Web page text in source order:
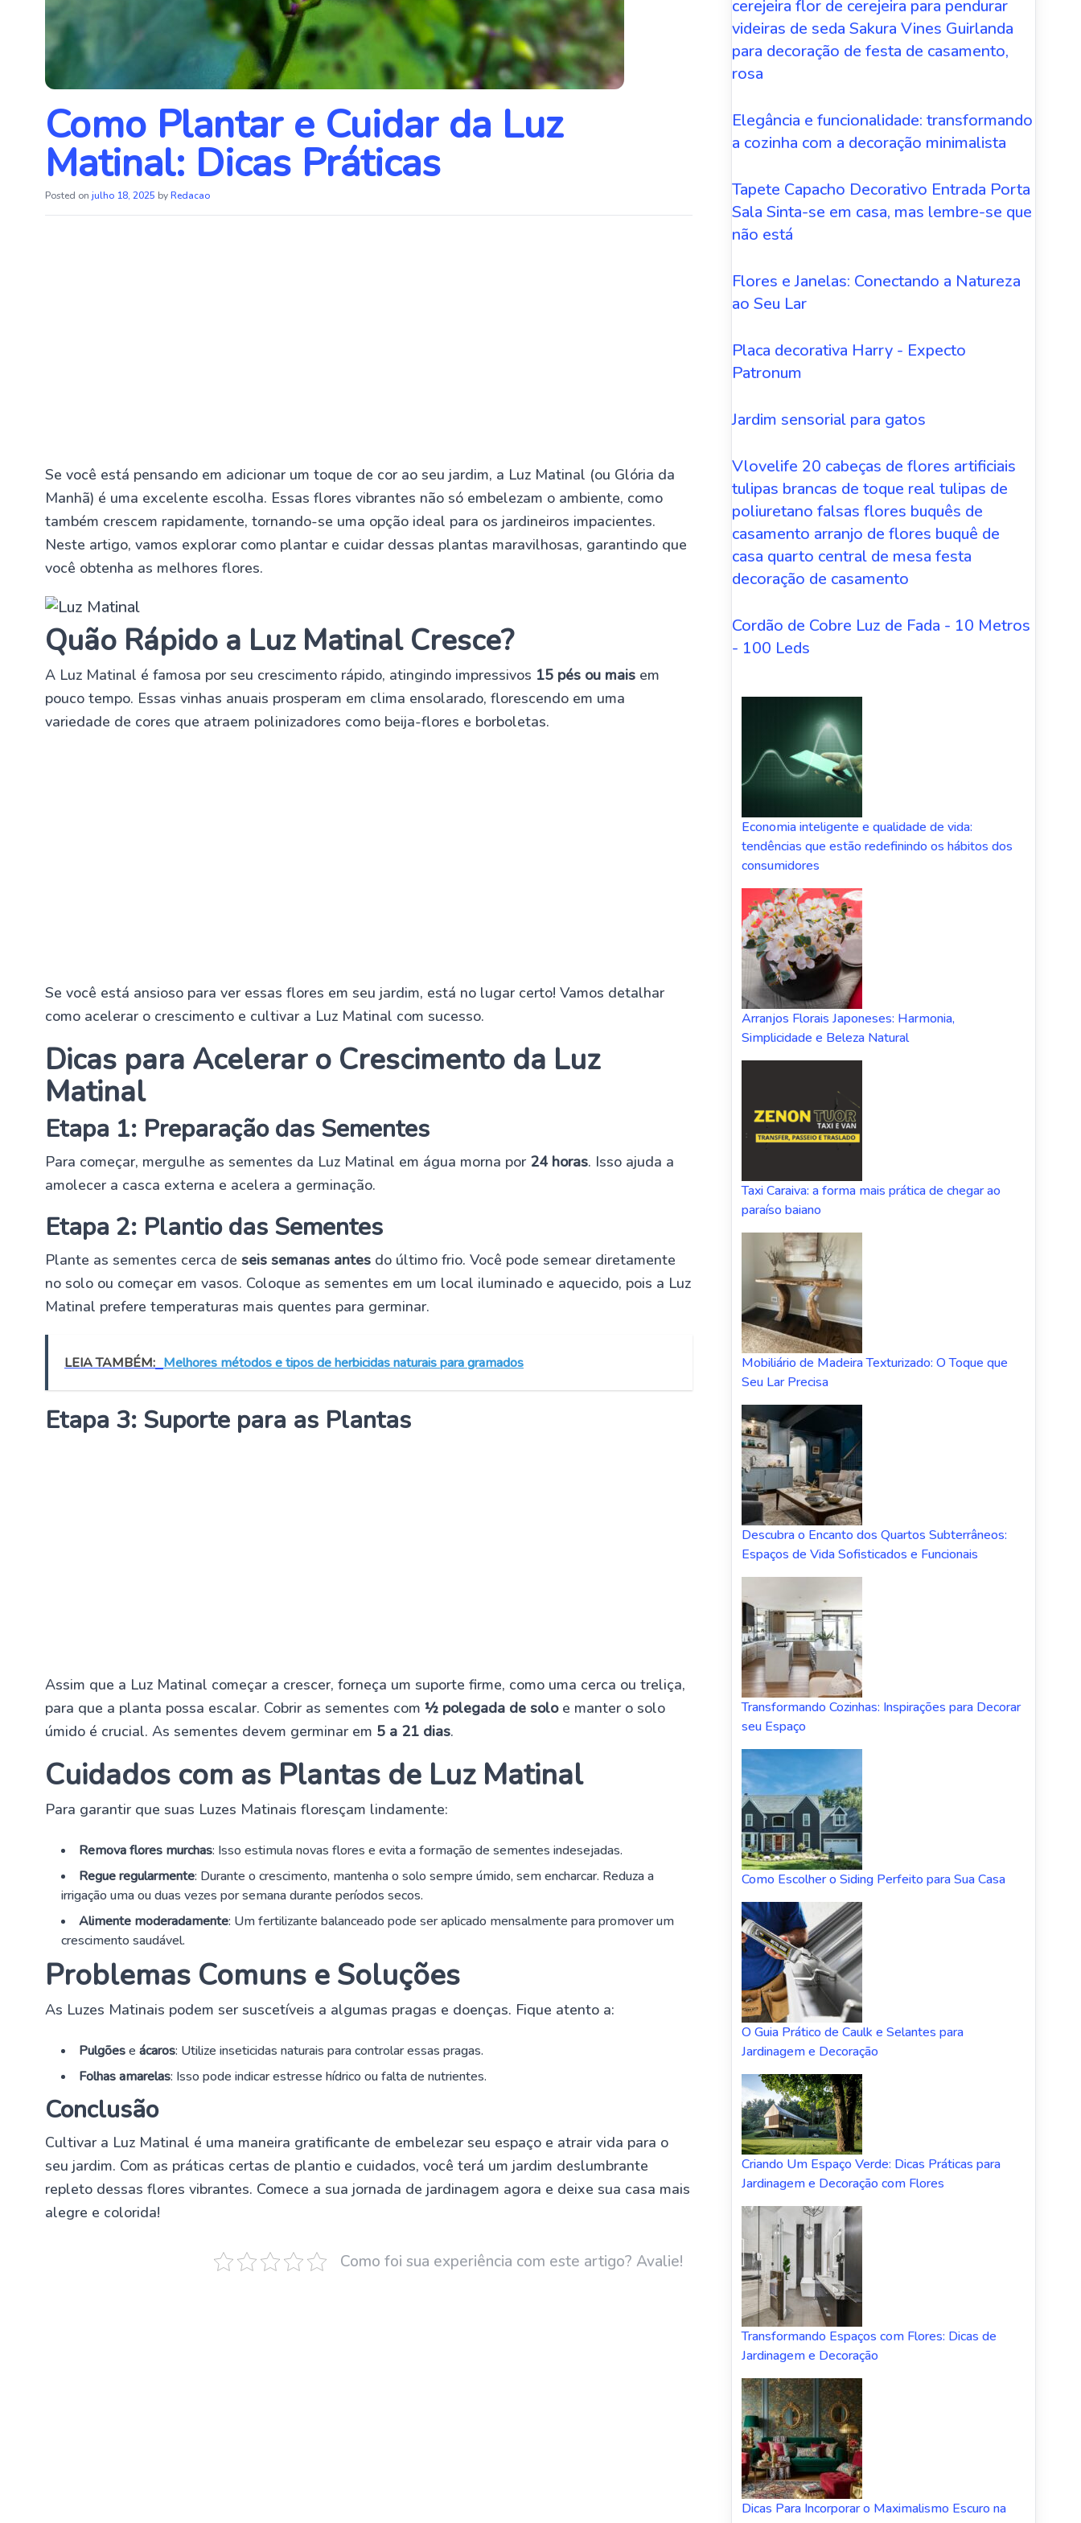
Como Plantar e Cuidar da Luz
Matinal: Dicas Práticas
Posted on julho 18, 2025 byRedacao
Se você está pensando em adicionar um toque de cor ao seu jardim, a Luz Matinal (ou Glória da
Manhã) é uma excelente escolha. Essas flores vibrantes não só embelezam o ambiente, como
também crescem rapidamente, tornando-se uma opção ideal para os jardineiros impacientes.
Neste artigo, vamos explorar como plantar e cuidar dessas plantas maravilhosas, garantindo que
você obtenha as melhores flores.
Quão Rápido a Luz Matinal Cresce?
A Luz Matinal é famosa por seu crescimento rápido, atingindo impressivos 15 pés ou mais em
pouco tempo. Essas vinhas anuais prosperam em clima ensolarado, florescendo em uma
variedade de cores que atraem polinizadores como beija-flores e borboletas.
Se você está ansioso para ver essas flores em seu jardim, está no lugar certo! Vamos detalhar
como acelerar o crescimento e cultivar a Luz Matinal com sucesso.
Dicas para Acelerar o Crescimento da Luz
Matinal
Etapa 1: Preparação das Sementes
Para começar, mergulhe as sementes da Luz Matinal em água morna por 24 horas. Isso ajuda a
amolecer a casca externa e acelera a germinação.
Etapa 2: Plantio das Sementes
Plante as sementes cerca de seis semanas antes do último frio. Você pode semear diretamente
no solo ou começar em vasos. Coloque as sementes em um local iluminado e aquecido, pois a Luz
Matinal prefere temperaturas mais quentes para germinar.
LEIA TAMBÉM: Melhores métodos e tipos de herbicidas naturais para gramados
Etapa 3: Suporte para as Plantas
Assim que a Luz Matinal começar a crescer, forneça um suporte firme, como uma cerca ou treliça,
para que a planta possa escalar. Cobrir as sementes com ½ polegada de soloe manter o solo
úmido é crucial. As sementes devem germinar em 5 a 21 dias.
Cuidados com as Plantas de Luz Matinal
Para garantir que suas Luzes Matinais floresçam lindamente:
Remova flores murchas: Isso estimula novas flores e evita a formação de sementes indesejadas.
Regue regularmente: Durante o crescimento, mantenha o solo sempre úmido, sem encharcar. Reduza a
irrigação uma ou duas vezes por semana durante períodos secos.
Alimente moderadamente: Um fertilizante balanceado pode ser aplicado mensalmente para promover um
crescimento saudável.
Problemas Comuns e Soluções
As Luzes Matinais podem ser suscetíveis a algumas pragas e doenças. Fique atento a:
Pulgõese ácaros: Utilize inseticidas naturais para controlar essas pragas.
Folhas amarelas: Isso pode indicar estresse hídrico ou falta de nutrientes.
Conclusão
Cultivar a Luz Matinal é uma maneira gratificante de embelezar seu espaço e atrair vida para o
seu jardim. Com as práticas certas de plantio e cuidados, você terá um jardim deslumbrante
repleto dessas flores vibrantes. Comece a sua jornada de jardinagem agora e deixe sua casa mais
alegre e colorida!
Como foi sua experiência com este artigo? Avalie!
cerejeira flor de cerejeira para pendurar
videiras de seda Sakura Vines Guirlanda
para decoração de festa de casamento,
rosa
Elegância e funcionalidade: transformando
a cozinha com a decoração minimalista
Tapete Capacho Decorativo Entrada Porta
Sala Sinta-se em casa, mas lembre-se que
não está
Flores e Janelas: Conectando a Natureza
ao Seu Lar
Placa decorativa Harry - Expecto
Patronum
Jardim sensorial para gatos
Vlovelife 20 cabeças de flores artificiais
tulipas brancas de toque real tulipas de
poliuretano falsas flores buquês de
casamento arranjo de flores buquê de
casa quarto central de mesa festa
decoração de casamento
Cordão de Cobre Luz de Fada - 10 Metros
- 100 Leds
Economia inteligente e qualidade de vida:
tendências que estão redefinindo os hábitos dos
consumidores
Arranjos Florais Japoneses: Harmonia,
Simplicidade e Beleza Natural
Taxi Caraiva: a forma mais prática de chegar ao
paraíso baiano
Mobiliário de Madeira Texturizado: O Toque que
Seu Lar Precisa
Descubra o Encanto dos Quartos Subterrâneos:
Espaços de Vida Sofisticados e Funcionais
Transformando Cozinhas: Inspirações para Decorar
seu Espaço
Como Escolher o Siding Perfeito para Sua Casa
O Guia Prático de Caulk e Selantes para
Jardinagem e Decoração
Criando Um Espaço Verde: Dicas Práticas para
Jardinagem e Decoração com Flores
Transformando Espaços com Flores: Dicas de
Jardinagem e Decoração
Dicas Para Incorporar o Maximalismo Escuro na